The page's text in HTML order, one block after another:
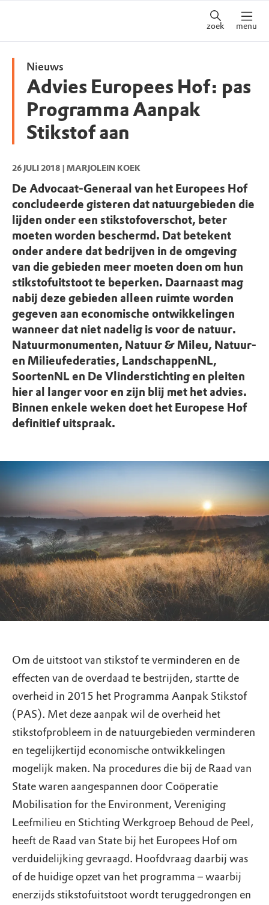
zoek menu
Nieuws
Advies Europees Hof: pas
Programma Aanpak
Stikstof aan
26 JULI 2018 | MARJOLEIN KOEK
De Advocaat-Generaal van het Europees Hof
concludeerde gisteren dat natuurgebieden die
lijden onder een stikstofoverschot, beter
moeten worden beschermd. Dat betekent
onder andere dat bedrijven in de omgeving
van die gebieden meer moeten doen om hun
stikstofuitstoot te beperken. Daarnaast mag
nabij deze gebieden alleen ruimte worden
gegeven aan economische ontwikkelingen
wanneer dat niet nadelig is voor de natuur.
Natuurmonumenten, Natuur & Mileu, Natuur-
en Milieufederaties, LandschappenNL,
SoortenNL en De Vlinderstichting en pleiten
hier al langer voor en zijn blij met het advies.
Binnen enkele weken doet het Europese Hof
definitief uitspraak.
Om de uitstoot van stikstof te verminderen en de
effecten van de overdaad te bestrijden, startte de
overheid in 2015 het Programma Aanpak Stikstof
(PAS). Met deze aanpak wil de overheid het
stikstofprobleem in de natuurgebieden verminderen
en tegelijkertijd economische ontwikkelingen
mogelijk maken. Na procedures die bij de Raad van
State waren aangespannen door Coöperatie
Mobilisation for the Environment, Vereniging
Leefmilieu en Stichting Werkgroep Behoud de Peel,
heeft de Raad van State bij het Europees Hof om
verduidelijking gevraagd. Hoofdvraag daarbij was
of de huidige opzet van het programma – waarbij
enerzijds stikstofuitstoot wordt teruggedrongen en